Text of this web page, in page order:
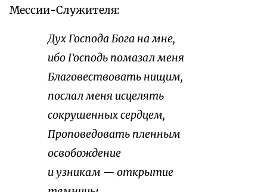
Мессии-Служителя:
Дух Господа Бога на мне,
ибо Господь помазал меня
Благовествовать нищим,
послал меня исцелять
сокрушенных сердцем,
Проповедовать пленным
освобождение
и узникам — открытие